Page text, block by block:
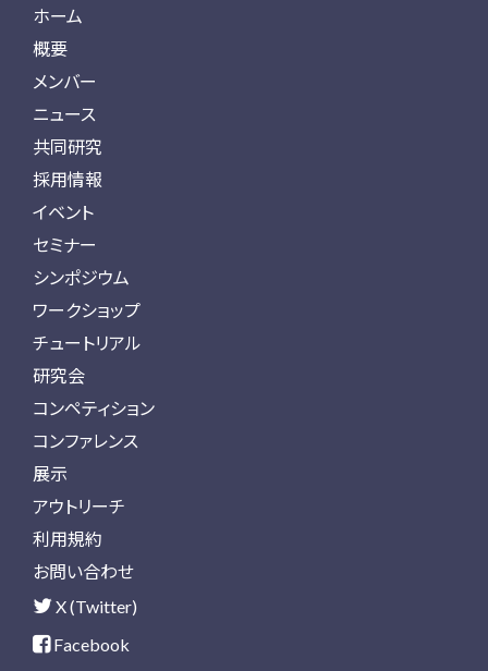
ホーム
概要
メンバー
ニュース
共同研究
採用情報
イベント
セミナー
シンポジウム
ワークショップ
チュートリアル
研究会
コンペティション
コンファレンス
展示
アウトリーチ
利用規約
お問い合わせ
X (Twitter)
Facebook